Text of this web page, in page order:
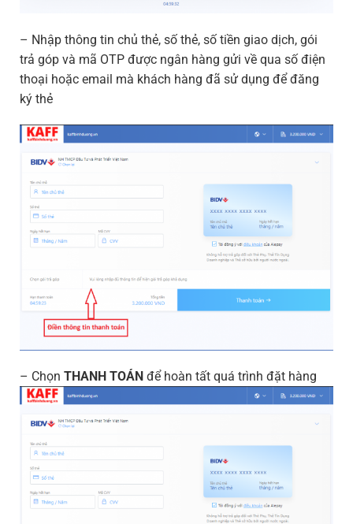
– Nhập thông tin chủ thẻ, số thẻ, số tiền giao dịch, gói
trả góp và mã OTP được ngân hàng gửi về qua số điện
thoại hoặc email mà khách hàng đã sử dụng để đăng
ký thẻ
– Chọn THANH TOÁN để hoàn tất quá trình đặt hàng